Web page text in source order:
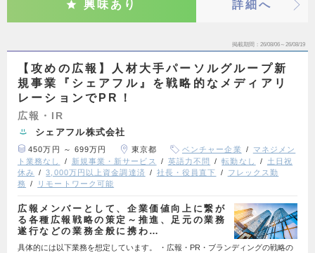
興味あり 詳細へ
掲載期間 26/08/06～26/08/19
【攻めの広報】人材大手パーソルグループ新
規事業『シェアフル』を戦略的なメディアリ
レーションでPR！
広報・IR
シェアフル株式会社
450万円 ～ 699万円 東京都 ベンチャー企業
マネジメン
ト業務なし
新規事業・新サービス 英語力不問 転勤なし
土日祝
休み
3,000万円以上資金調達済 社長・役員直下
フレックス勤
務
リモートワーク可能
広報メンバーとして、企業価値向上に繋が
る各種広報戦略の策定～推進、足元の業務
遂行などの業務全般に携わ…
具体的には以下業務を想定しています。 ・広報・PR・ブランディングの戦略の